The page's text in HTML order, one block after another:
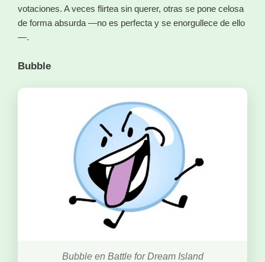
votaciones. A veces flirtea sin querer, otras se pone celosa
de forma absurda —no es perfecta y se enorgullece de ello
—.
Bubble
Bubble en Battle for Dream Island